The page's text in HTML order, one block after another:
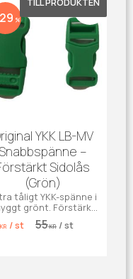
YKK LB-MV
–
Sidolås
(Grön)
tåligt YKK-spänne i
grönt. Förstärkt
"W-Arm"-design för
maximal säkerhet.
KR /st 55KR /st
29 % Lägg till